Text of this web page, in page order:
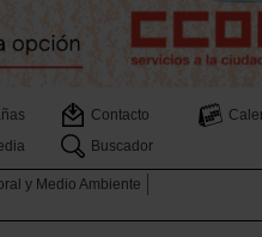
Contacto
Buscador
y Medio Ambiente